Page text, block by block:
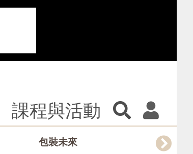
課程與活動
包裝未來 設計創意